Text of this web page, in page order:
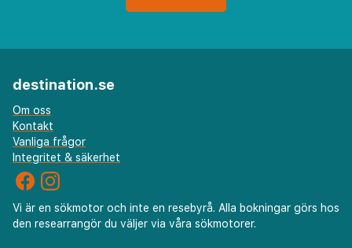
destination.se
Om oss
Kontakt
Vanliga frågor
Integritet & säkerhet
Vi är en sökmotor och inte en resebyrå. Alla bokningar görs hos
den researrangör du väljer via våra sökmotorer.